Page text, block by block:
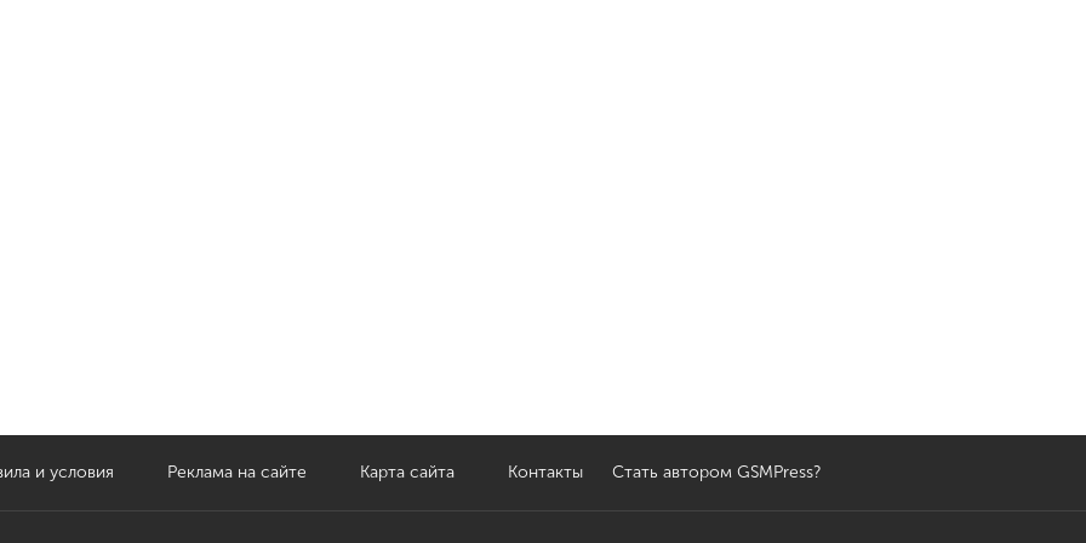
и условия Реклама на сайте Карта сайта Контакты Стать автором GSMPress?